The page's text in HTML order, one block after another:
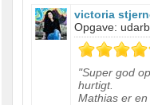
victoria
Opgave:
"Super god
hurtigt.
Mathias er